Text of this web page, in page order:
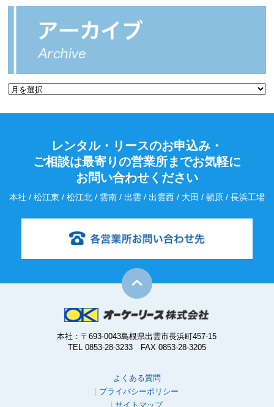
レンタル・リースのお申込み・
ご相談は最寄りの営業所までお気軽に
お問い合わせください
本社 / 松江東 / 松江北 / 雲南 / 出雲 / 出雲西 / 大田 / 頓原 / 長浜工場
本社：〒693-0043島根県出雲市長浜町457-15
TEL 0853-28-3233 FAX 0853-28-3205
よくある質問
プライバシーポリシー
サイトマップ